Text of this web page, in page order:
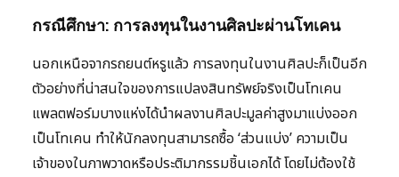
กรณีศึกษา: การลงทุนในงานศิลปะผ่านโทเคน
นอกเหนือจากรถยนต์หรูแล้ว การลงทุนในงานศิลปะก็เป็นอีก
ตัวอย่างที่น่าสนใจของการแปลงสินทรัพย์จริงเป็นโทเคน
แพลตฟอร์มบางแห่งได้นำผลงานศิลปะมูลค่าสูงมาแบ่งออก
เป็นโทเคน ทำให้นักลงทุนสามารถซื้อ ‘ส่วนแบ่ง’ ความเป็น
เจ้าของในภาพวาดหรือประติมากรรมชิ้นเอกได้ โดยไม่ต้องใช้